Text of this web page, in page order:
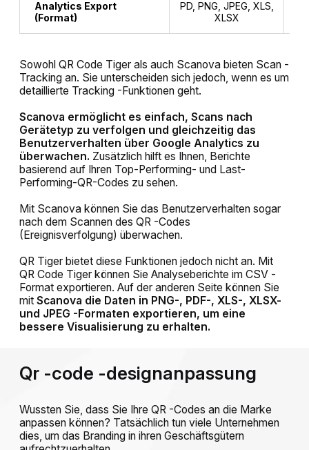
Analytics Export
(Format)
PD, PNG, JPEG, XLS,
XLSX
Sowohl QR Code Tiger als auch Scanova bieten Scan -
Tracking an. Sie unterscheiden sich jedoch, wenn es um
detaillierte Tracking -Funktionen geht.
Scanova ermöglicht es einfach, Scans nach
Gerätetyp zu verfolgen und gleichzeitig das
Benutzerverhalten über Google Analytics zu
überwachen. Zusätzlich hilft es Ihnen, Berichte
basierend auf Ihren Top-Performing- und Last-
Performing-QR-Codes zu sehen.
Mit Scanova können Sie das Benutzerverhalten sogar
nach dem Scannen des QR -Codes
(Ereignisverfolgung) überwachen.
QR Tiger bietet diese Funktionen jedoch nicht an. Mit
QR Code Tiger können Sie Analyseberichte im CSV -
Format exportieren. Auf der anderen Seite können Sie
mit Scanova die Daten in PNG-, PDF-, XLS-, XLSX-
und JPEG -Formaten exportieren, um eine
bessere Visualisierung zu erhalten.
Qr -code -designanpassung
Wussten Sie, dass Sie Ihre QR -Codes an die Marke
anpassen können? Tatsächlich tun viele Unternehmen
dies, um das Branding in ihren Geschäftsgütern